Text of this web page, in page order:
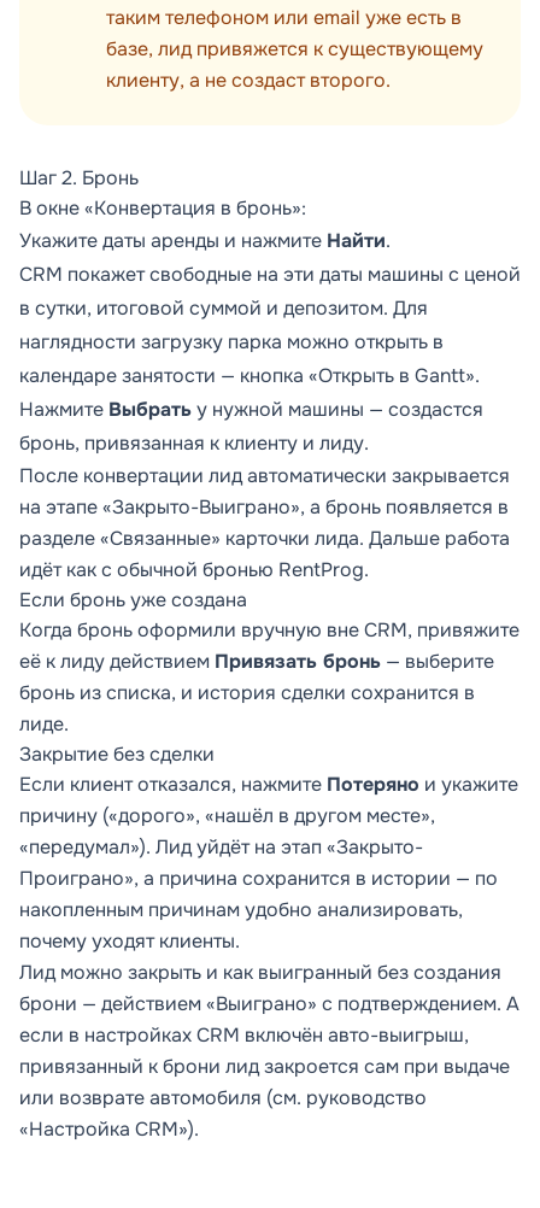
таким телефоном или email уже есть в
базе, лид привяжется к существующему
клиенту, а не создаст второго.
Шаг 2. Бронь
В окне «Конвертация в бронь»:
Укажите даты аренды и нажмите Найти.
CRM покажет свободные на эти даты машины с ценой
в сутки, итоговой суммой и депозитом. Для
наглядности загрузку парка можно открыть в
календаре занятости — кнопка «Открыть в Gantt».
Нажмите Выбратьу нужной машины — создастся
бронь, привязанная к клиенту и лиду.
После конвертации лид автоматически закрывается
на этапе «Закрыто-Выиграно», а бронь появляется в
разделе «Связанные» карточки лида. Дальше работа
идёт как с обычной бронью RentProg.
Если бронь уже создана
Когда бронь оформили вручную вне CRM, привяжите
её к лиду действием Привязать бронь — выберите
бронь из списка, и история сделки сохранится в
лиде.
Закрытие без сделки
Если клиент отказался, нажмите Потеряно и укажите
причину («дорого», «нашёл в другом месте»,
«передумал»). Лид уйдёт на этап «Закрыто-
Проиграно», а причина сохранится в истории — по
накопленным причинам удобно анализировать,
почему уходят клиенты.
Лид можно закрыть и как выигранный без создания
брони — действием «Выиграно» с подтверждением. А
если в настройках CRM включён авто-выигрыш,
привязанный к брони лид закроется сам при выдаче
или возврате автомобиля (см. руководство
«Настройка CRM»).